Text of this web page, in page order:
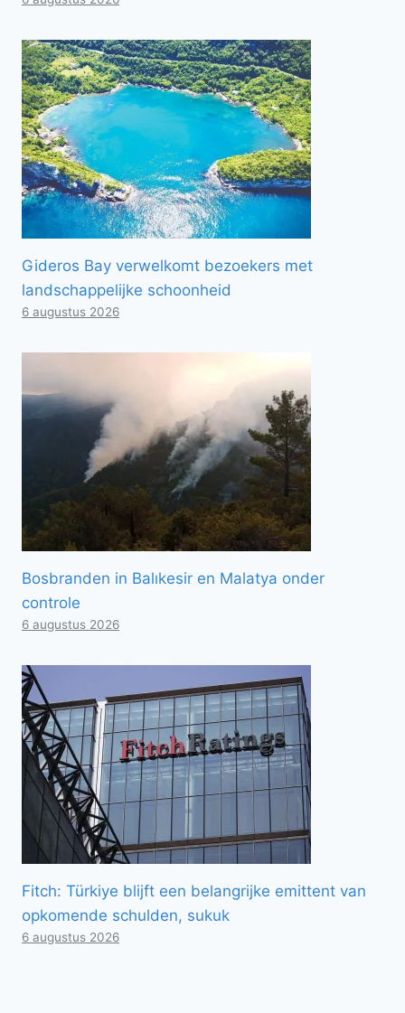
Gideros Bay verwelkomt bezoekers met
landschappelijke schoonheid
6 augustus 2026
Bosbranden in Balıkesir en Malatya onder
controle
6 augustus 2026
Fitch: Türkiye blijft een belangrijke emittent van
opkomende schulden, sukuk
6 augustus 2026